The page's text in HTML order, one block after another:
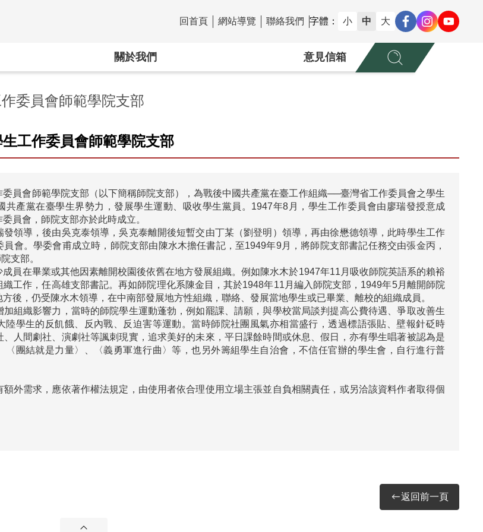
:::
回首頁 網站導覽 聯絡我們 字體： 小 中 大
關於我們 意見信箱
委員會師範學院支部
工作委員會師範學院支部
員會師範學院支部（以下簡稱師院支部），為戰後中國共產黨在臺工作組織──臺灣省工作委員會之學生
共產黨在臺學生界勢力，發展學生運動、吸收學生黨員。1947年8月，學生工作委員會由廖瑞發授意成
員會，師院支部亦於此時成立。
領導，後由吳克泰領導，吳克泰離開後短暫交由丁某（劉登明）領導，再由徐懋德領導，此時學生工作
會。學委會甫成立時，師院支部由陳水木擔任書記，至1949年9月，將師院支部書記任務交由張金丙，
支部。
員在畢業或其他因素離開校園後依舊在地方發展組織。例如陳水木於1947年11月吸收師院英語系的賴裕
工作，任高雄支部書記。再如師院理化系陳金目，其於1948年11月編入師院支部，1949年5月離開師院
後，仍受陳水木領導，在中南部發展地方性組織，聯絡、發展當地學生或已畢業、離校的組織成員。
加組織影響力，當時的師院學生運動蓬勃，例如罷課、請願，與學校當局談判提高公費待遇、爭取改善生
陸學生的反飢餓、反內戰、反迫害等運動。當時師院社團風氣亦相當盛行，透過標語張貼、壁報針砭時
人間劇社、演劇社等諷刺現實，追求美好的未來，平日課餘時間或休息、假日，亦有學生唱著被認為是
〈團結就是力量〉、〈義勇軍進行曲〉等，也另外籌組學生自治會，不信任官辦的學生會，自行進行普
外需求，應依著作權法規定，由使用者依合理使用立場主張並自負相關責任，或另洽該資料作者取得個
返回前一頁